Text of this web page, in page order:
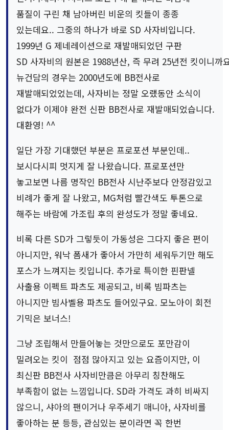
품질이 구린 채 남아버린 비운의 킷들이 종종
있는데요.. 그중의 하나가 바로 SD 사자비입니다.
1999년 G 제네레이션으로 재발매되었던 구판
SD 사자비의 원본은 1988년산, 즉 무려 25년전 킷이니까
뉴건담의 경우는 2000년도에 BB전사로
재발매되었었는데, 사자비는 정말 오랬동안 소식이
없다가 이제야 완전 신판 BB전사로 재발매되었습니다.
대환영! ^^
일단 가장 기대했던 부분은 프로포션 부분인데..
보시다시피 멋지게 잘 나왔습니다. 프로포션만
놓고보면 나름 명작인 BB전사 시난주보다 안정감있고
비례가 좋게 잘 나왔고, MG처럼 빨간색도 투톤으로
해주는 바람에 가조립 후의 완성도가 정말 좋네요.
비록 다른 SD가 그렇듯이 가동성은 그다지 좋은 편이
아니지만, 워낙 폼새가 좋아서 가만히 세워두기만 해도
포스가 느껴지는 킷입니다. 추가로 특이한 핀판넬
사출용 이펙트 파츠도 제공되고, 비록 빔파츠는
아니지만 빔사벨용 파츠도 들어있구요. 모노아이 회전
기믹은 보너스!
그냥 조립해서 만들어놓는 것만으로도 포만감이
밀려오는 킷이 점점 많아지고 있는 요즘이지만, 이
최신판 BB전사 사자비만큼은 아무리 칭찬해도
부족함이 없는 느낌입니다. SD라 가격도 과히 비싸지
않으니, 샤아의 팬이거나 우주세기 매니아, 사자비를
좋아하는 분 등등, 관심있는 분이라면 꼭 한번